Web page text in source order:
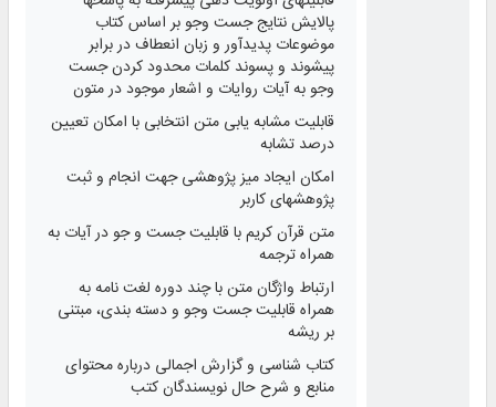
پالایش نتایج جست وجو بر اساس کتاب
موضوعات پدیدآور و زبان انعطاف در برابر
پیشوند و پسوند کلمات محدود کردن جست
وجو به آیات روایات و اشعار موجود در متون
قابلیت مشابه یابی متن انتخابی با امکان تعیین
درصد تشابه
امکان ایجاد میز پژوهشی جهت انجام و ثبت
پژوهشهای کاربر
متن قرآن کریم با قابلیت جست و جو در آیات به
همراه ترجمه
ارتباط واژگان متن با چند دوره لغت نامه به
همراه قابلیت جست وجو و دسته بندی، مبتنی
بر ریشه
کتاب شناسی و گزارش اجمالی درباره محتوای
منابع و شرح حال نویسندگان كتب